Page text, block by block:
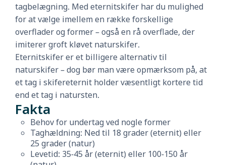
tagbelægning. Med eternitskifer har du mulighed
for at vælge imellem en række forskellige
overflader og former – også en rå overflade, der
imiterer groft kløvet naturskifer.
Eternitskifer er et billigere alternativ til
naturskifer – dog bør man være opmærksom på, at
et tag i skifereternit holder væsentligt kortere tid
end et tag i natursten.
Fakta
Behov for undertag ved nogle former
Taghældning: Ned til 18 grader (eternit) eller
25 grader (natur)
Levetid: 35-45 år (eternit) eller 100-150 år